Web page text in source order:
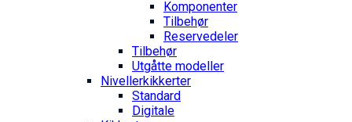
Komponenter
Tilbehør
Reservedeler
Tilbehør
Utgåtte modeller
Nivellerkikkerter
Standard
Digitale